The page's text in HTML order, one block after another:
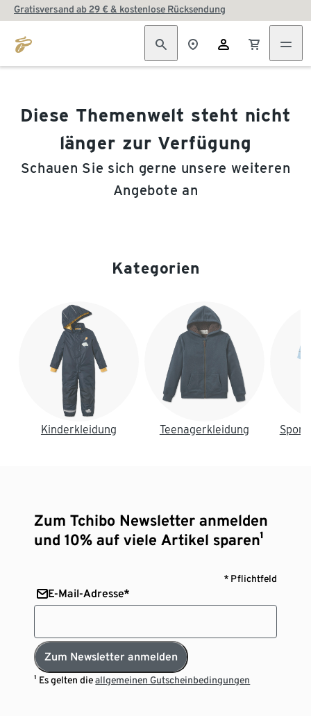
Gratisversand ab 29 € & kostenlose Rücksendung
Diese Themenwelt steht nicht
länger zur Verfügung
Schauen Sie sich gerne unsere weiteren
Angebote an
Kategorien
Kinderkleidung Teenagerkleidung
Zum Tchibo Newsletter anmelden
und 10% auf viele Artikel sparen¹
* Pflichtfeld
E-Mail-Adresse*
Zum Newsletter anmelden
¹ Es gelten dieallgemeinen Gutscheinbedingungen